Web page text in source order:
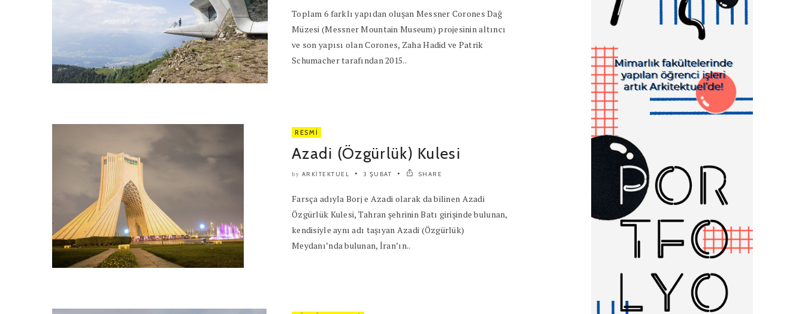
Toplam 6 farklı yapıdan oluşan Messner Corones Dağ
Müzesi (Messner Mountain Museum) projesinin altıncı
ve son yapısı olan Corones, Zaha Hadid ve Patrik
Schumacher tarafından 2015..
RESMI
Azadi (Özgürlük) Kulesi
by ARKITEKTUEL 3 ŞUBAT SHARE
Farsça adıyla Borj e Azadi olarak da bilinen Azadi
Özgürlük Kulesi, Tahran şehrinin Batı girişinde bulunan,
kendisiyle aynı adı taşıyan Azadi (Özgürlük)
Meydanı’nda bulunan, İran’ın..